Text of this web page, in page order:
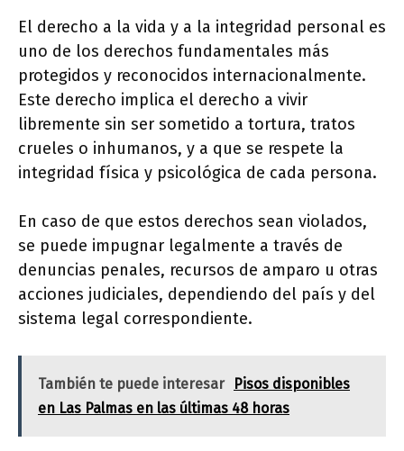
El derecho a la vida y a la integridad personal es
uno de los derechos fundamentales más
protegidos y reconocidos internacionalmente.
Este derecho implica el derecho a vivir
libremente sin ser sometido a tortura, tratos
crueles o inhumanos, y a que se respete la
integridad física y psicológica de cada persona.
En caso de que estos derechos sean violados,
se puede impugnar legalmente a través de
denuncias penales, recursos de amparo u otras
acciones judiciales, dependiendo del país y del
sistema legal correspondiente.
También te puede interesar
Pisos disponibles
en Las Palmas en las últimas 48 horas